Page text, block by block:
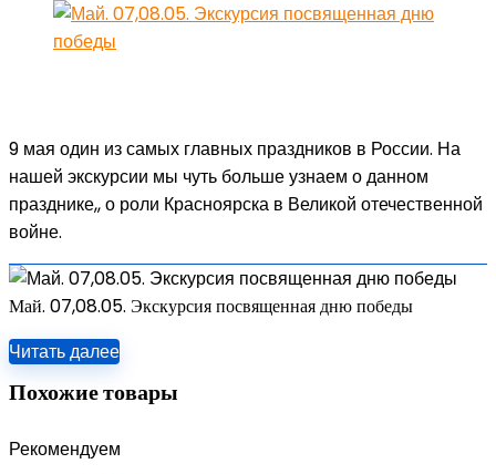
9 мая один из самых главных праздников в России. На
нашей экскурсии мы чуть больше узнаем о данном
празднике,, о роли Красноярска в Великой отечественной
войне.
Май. 07,08.05. Экскурсия посвященная дню победы
Читать далее
Похожие товары
Рекомендуем